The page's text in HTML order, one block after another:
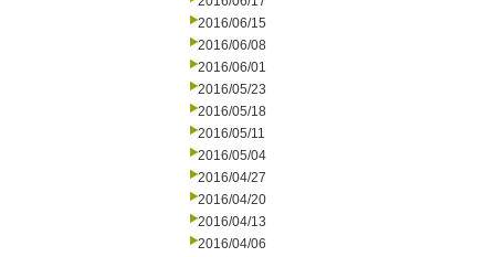
2016/06/15
2016/06/08
2016/06/01
2016/05/23
2016/05/18
2016/05/11
2016/05/04
2016/04/27
2016/04/20
2016/04/13
2016/04/06